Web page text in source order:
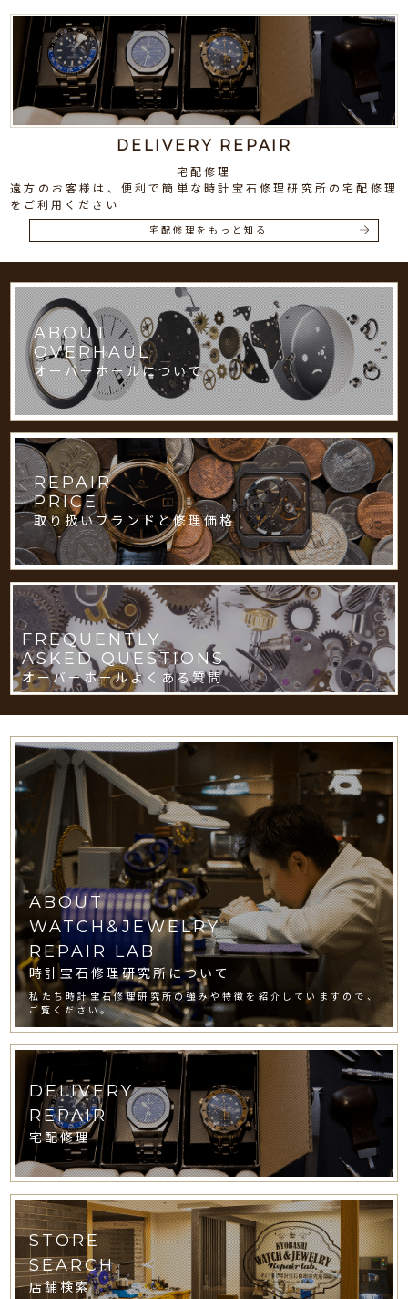
DELIVERY REPAIR
宅配修理
遠方のお客様は、便利で簡単な時計宝石修理研究所の宅配修理
をご利用ください
宅配修理をもっと知る
ABOUT
OVERHAUL
オーバーホールについて
REPAIR
PRICE
取り扱いブランドと修理価格
FREQUENTLY
ASKED QUESTIONS
オーバーホールよくある質問
ABOUT
WATCH&JEWELRY
REPAIR LAB
時計宝石修理研究所について
私たち時計宝石修理研究所の強みや特徴を紹介していますので、
ご覧ください。
DELIVERY
REPAIR
宅配修理
STORE
SEARCH
店舗検索